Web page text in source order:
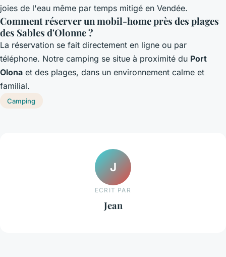
joies de l'eau même par temps mitigé en Vendée.
Comment réserver un mobil-home près des plages
des Sables d'Olonne ?
La réservation se fait directement en ligne ou par
téléphone. Notre camping se situe à proximité du Port
Olona et des plages, dans un environnement calme et
familial.
Camping
J
ECRIT PAR
Jean